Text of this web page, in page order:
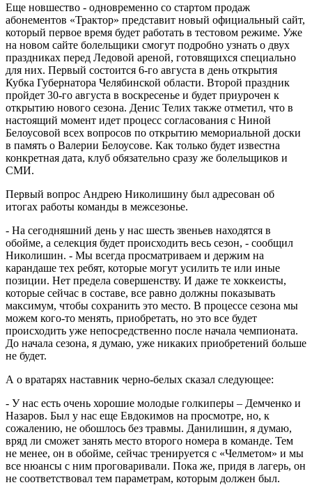
Еще новшество - одновременно со стартом продаж
абонементов «Трактор» представит новый официальный сайт,
который первое время будет работать в тестовом режиме. Уже
на новом сайте болельщики смогут подробно узнать о двух
праздниках перед Ледовой ареной, готовящихся специально
для них. Первый состоится 6-го августа в день открытия
Кубка Губернатора Челябинской области. Второй праздник
пройдет 30-го августа в воскресенье и будет приурочен к
открытию нового сезона. Денис Телих также отметил, что в
настоящий момент идет процесс согласования с Ниной
Белоусовой всех вопросов по открытию мемориальной доски
в память о Валерии Белоусове. Как только будет известна
конкретная дата, клуб обязательно сразу же болельщиков и
СМИ.
Первый вопрос Андрею Николишину был адресован об
итогах работы команды в межсезонье.
- На сегодняшний день у нас шесть звеньев находятся в
обойме, а селекция будет происходить весь сезон, - сообщил
Николишин. - Мы всегда просматриваем и держим на
карандаше тех ребят, которые могут усилить те или иные
позиции. Нет предела совершенству. И даже те хоккеисты,
которые сейчас в составе, все равно должны показывать
максимум, чтобы сохранить это место. В процессе сезона мы
можем кого-то менять, приобретать, но это все будет
происходить уже непосредственно после начала чемпионата.
До начала сезона, я думаю, уже никаких приобретений больше
не будет.
А о вратарях наставник черно-белых сказал следующее:
- У нас есть очень хорошие молодые голкиперы – Демченко и
Назаров. Был у нас еще Евдокимов на просмотре, но, к
сожалению, не обошлось без травмы. Данилишин, я думаю,
вряд ли сможет занять место второго номера в команде. Тем
не менее, он в обойме, сейчас тренируется с «Челметом» и мы
все нюансы с ним проговаривали. Пока же, придя в лагерь, он
не соответствовал тем параметрам, которым должен был.